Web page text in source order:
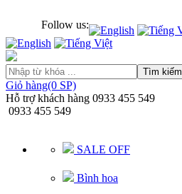
Follow us:
Tìm kiếm
Giỏ hàng(0 SP)
Hỗ trợ khách hàng 0933 455 549
0933 455 549
SALE OFF
Bình hoa